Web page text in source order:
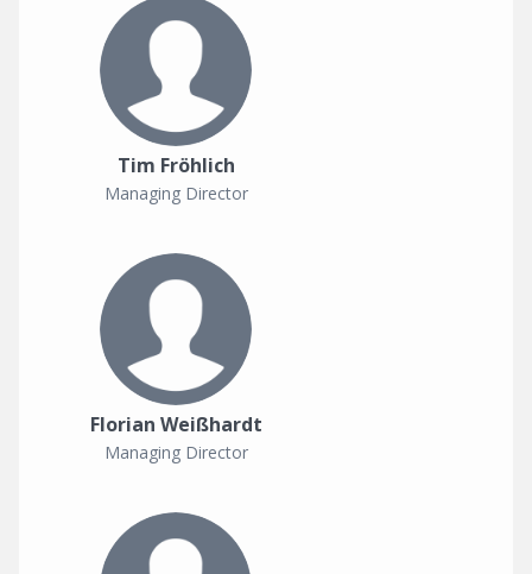
Tim Fröhlich
Managing Director
Florian Weißhardt
Managing Director